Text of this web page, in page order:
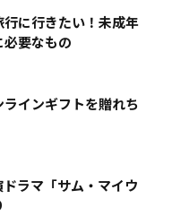
に行きたい！未成年
要なもの
インギフトを贈れち
ラマ「サム・マイウ